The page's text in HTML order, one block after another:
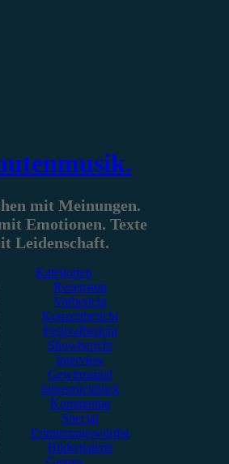
mit Meinungen.
Emotionen. Texte
Leidenschaft.
Kategorien
Rezension
Vorbericht
Konzertbericht
Festivalbericht
Showbericht
Interview
Gewinnspiel
Jahresrückblick
Kommentar
Special
Erinnerungswürdig
Bildergalerie